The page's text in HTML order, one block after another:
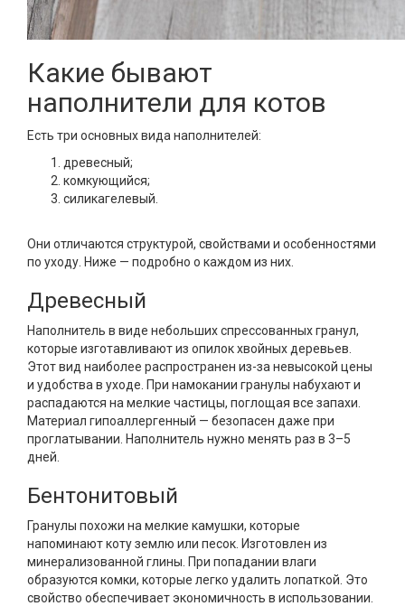
Какие бывают
наполнители для котов
Есть три основных вида наполнителей:
древесный;
комкующийся;
силикагелевый.
Они отличаются структурой, свойствами и особенностями
по уходу. Ниже — подробно о каждом из них.
Древесный
Наполнитель в виде небольших спрессованных гранул,
которые изготавливают из опилок хвойных деревьев.
Этот вид наиболее распространен из-за невысокой цены
и удобства в уходе. При намокании гранулы набухают и
распадаются на мелкие частицы, поглощая все запахи.
Материал гипоаллергенный — безопасен даже при
проглатывании. Наполнитель нужно менять раз в 3–5
дней.
Бентонитовый
Гранулы похожи на мелкие камушки, которые
напоминают коту землю или песок. Изготовлен из
минерализованной глины. При попадании влаги
образуются комки, которые легко удалить лопаткой. Это
свойство обеспечивает экономичность в использовании.